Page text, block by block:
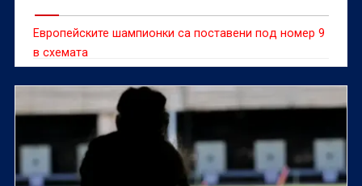
Европейските шампионки са поставени под номер 9
в схемата